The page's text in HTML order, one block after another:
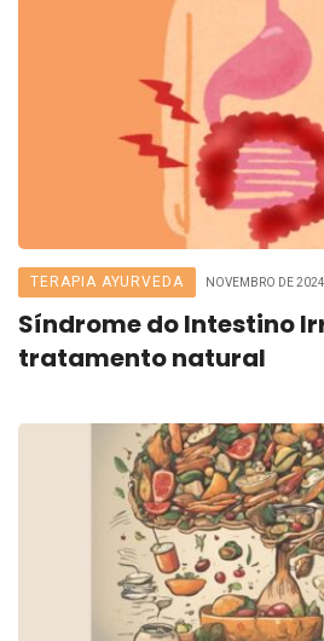
TERAPIA AYURVEDA NOVEMBRO DE 2024
Síndrome do Intestino
tratamento natural